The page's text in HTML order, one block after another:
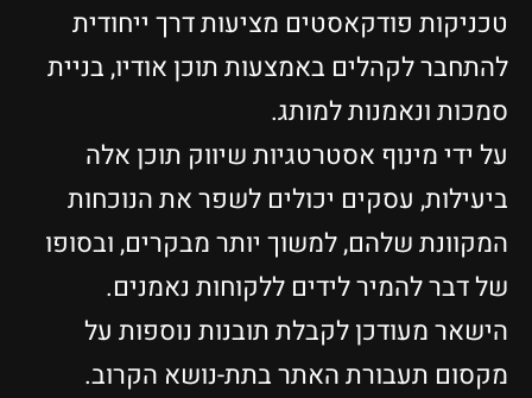
טכניקות פודקאסטים מציעות דרך ייחודית
להתחבר לקהלים באמצעות תוכן אודיו, בניית
סמכות ונאמנות למותג.
על ידי מינוף אסטרטגיות שיווק תוכן אלה
ביעילות, עסקים יכולים לשפר את הנוכחות
המקוונת שלהם, למשוך יותר מבקרים, ובסופו
של דבר להמיר לידים ללקוחות נאמנים.
הישאר מעודכן לקבלת תובנות נוספות על
מקסום תעבורת האתר בתת-נושא הקרוב.